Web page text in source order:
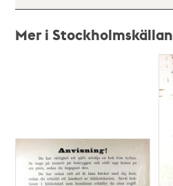
Mer i Stockholmskällan